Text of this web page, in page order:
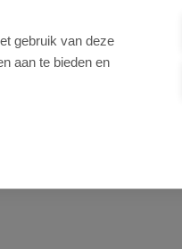
650m
gebruik van deze
aan te bieden en